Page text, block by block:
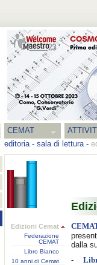
CEMAT
editoria- sala di lettura-
Edizioni Cemat
Federazione
CEMAT
Libro Bianco
10 anni di Cemat
dalla
-